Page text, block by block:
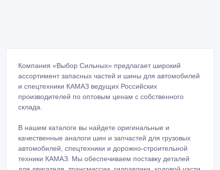
Компания «Выбор Сильных» предлагает широкий
ассортимент запасных частей и шины для автомобилей
и спецтехники КАМАЗ ведущих Российских
производителей по оптовым ценам с собственного
склада.
В нашем каталоге вы найдете оригинальные и
качественные аналоги шин и запчастей для грузовых
автомобилей, спецтехники и дорожно-строительной
техники КАМАЗ. Мы обеспечиваем поставку деталей